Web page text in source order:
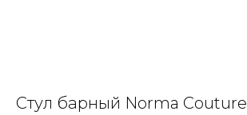
Стул барный Norma Couture